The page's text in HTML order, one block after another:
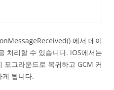
에서 데이
처리할 수 있습니다. iOS에서는
포그라운드로 복귀하고 GCM 커
게 됩니다.